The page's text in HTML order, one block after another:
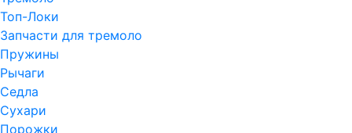
Топ-Локи
Запчасти для тремоло
Пружины
Рычаги
Седла
Сухари
Порожки